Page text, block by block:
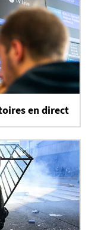
en direct